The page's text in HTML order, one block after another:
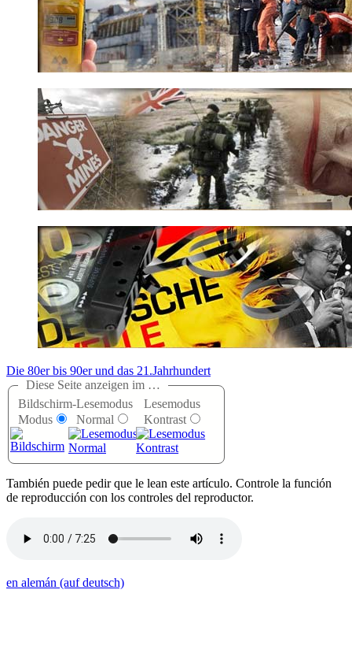
Die 80er bis 90er und das 21.Jahrhundert
Diese Seite anzeigen im …
Bildschirm-
Modus
Lesemodus
Normal
Lesemodus
Kontrast
También puede pedir que le lean este artículo. Controle la función
de reproducción con los controles del reproductor.
en alemán (auf deutsch)